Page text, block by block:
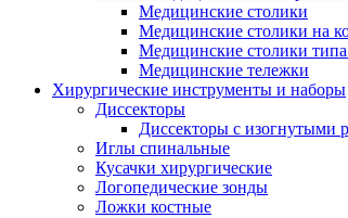
Медицинские столики
Медицинские столики на
Медицинские столики типа
Медицинские тележки
Хирургические инструменты и наборы
Диссекторы
Диссекторы с изогнутыми
Иглы спинальные
Кусачки хирургические
Логопедические зонды
Ложки костные